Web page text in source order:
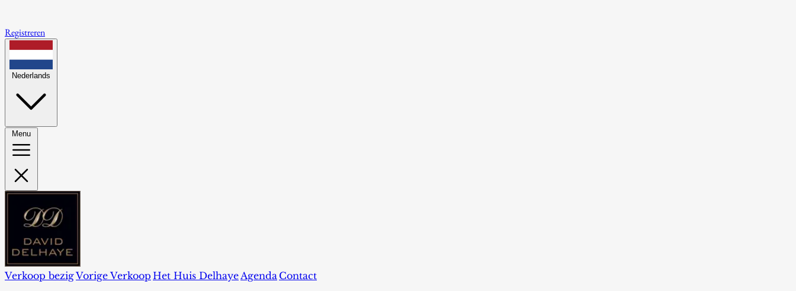
Registreren
Nederlands
Menu
Verkoop bezigVorige Verkoop Het Huis Delhaye Agenda Contact